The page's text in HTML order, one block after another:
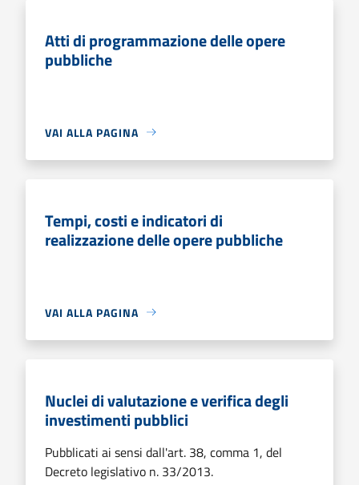
Atti di programmazione delle opere
pubbliche
VAI ALLA PAGINA
Tempi, costi e indicatori di
realizzazione delle opere pubbliche
VAI ALLA PAGINA
Nuclei di valutazione e verifica degli
investimenti pubblici
Pubblicati ai sensi dall'art. 38, comma 1, del
Decreto legislativo n. 33/2013.